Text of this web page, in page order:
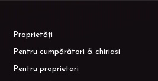
Proprietăți
Pentru cumpărători & chiriasi
Pentru proprietari